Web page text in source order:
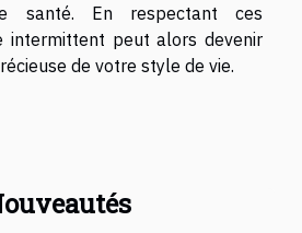
santé. En respectant ces
intermittent peut alors devenir
de votre style de vie.